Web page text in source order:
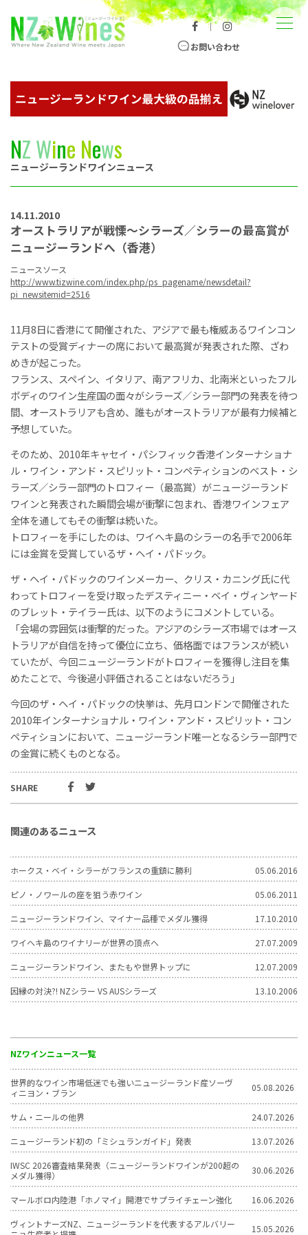
ニュージーランドワイン総合サイト
｜
お問い合わせ
メニュー
NZWine News
ニュージーランドワインニュース
14.11.2010
オーストラリアが戦慄～シラーズ／シラーの最高賞が
ニュージーランドへ（香港）
ニュースソース
http://www.tizwine.com/index.php/ps_pagename/newsdetail?
pi_newsitemid=2516
NZワインニュース一覧
世界的なワイン市場低迷でも強いニュージーランド産ソーヴ
ィニヨン・ブラン
05.08.2026
サム・ニールの他界 24.07.2026
ニュージーランド初の「ミシュランガイド」発表 13.07.2026
IWSC 2026審査結果発表（ニュージーランドワインが200超の
メダル獲得）
30.06.2026
マールボロ内陸港「ホノマイ」開港でサプライチェーン強化 16.06.2026
ヴィントナーズNZ、ニュージーランドを代表するアルバリー
15.05.2026
11月8日に香港にて開催された、アジアで最も権威あるワインコン
テストの受賞ディナーの席において最高賞が発表された際、ざわ
めきが起こった。
フランス、スペイン、イタリア、南アフリカ、北南米といったフル
ボディのワイン生産国の面々がシラーズ／シラー部門の発表を待つ
間、オーストラリアも含め、誰もがオーストラリアが最有力候補と
予想していた。
そのため、2010年キャセイ・パシフィック香港インターナショナ
ル・ワイン・アンド・スピリット・コンペティションのベスト・シ
ラーズ／シラー部門のトロフィー（最高賞）がニュージーランド
ワインと発表された瞬間会場が衝撃に包まれ、香港ワインフェア
全体を通してもその衝撃は続いた。
トロフィーを手にしたのは、ワイへキ島のシラーの名手で2006年
には金賞を受賞しているザ・ヘイ・パドック。
ザ・ヘイ・パドックのワインメーカー、クリス・カニング氏に代
わってトロフィーを受け取ったデスティニー・ベイ・ヴィンヤード
のブレット・テイラー氏は、以下のようにコメントしている。
「会場の雰囲気は衝撃的だった。アジアのシラーズ市場ではオース
トラリアが自信を持って優位に立ち、価格面ではフランスが続い
ていたが、今回ニュージーランドがトロフィーを獲得し注目を集
めたことで、今後過小評価されることはないだろう」
今回のザ・ヘイ・パドックの快挙は、先月ロンドンで開催された
2010年インターナショナル・ワイン・アンド・スピリット・コン
ペティションにおいて、ニュージーランド唯一となるシラー部門で
の金賞に続くものとなる。
SHARE
関連のあるニュース
ホークス・ベイ・シラーがフランスの重鎮に勝利 05.06.2016
ピノ・ノワールの座を狙う赤ワイン 05.06.2011
ニュージーランドワイン、マイナー品種でメダル獲得 17.10.2010
ワイヘキ島のワイナリーが世界の頂点へ 27.07.2009
ニュージーランドワイン、またもや世界トップに 12.07.2009
因縁の対決?! NZシラー VS AUSシラーズ 13.10.2006